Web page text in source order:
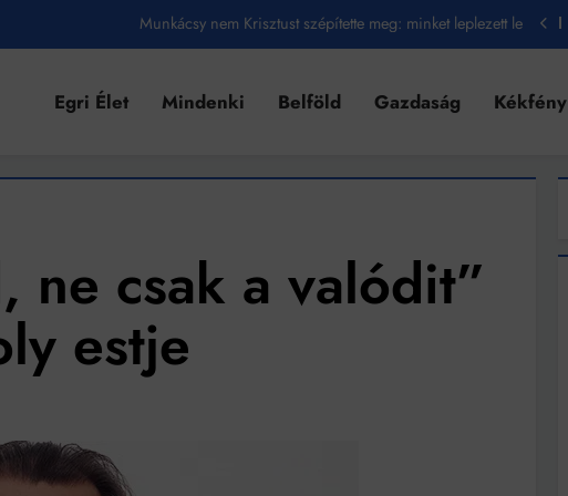
Munkácsy nem Krisztust szépítette meg: minket leplezett le
Amikor a Tetris boldogabbá tesz, mint a szerelem
Ki akarsz törni. De miből?
Az öregség nem csak ránc?
Az ördög még mindig Pradát visel. De te miért öltözöl hozzá?
Bitumenes lapostetők: a bevált technológia akkor működik, ha jól van felújítva
Egri Élet Mindenki Belföld Gazdaság Kékfény
ne csak a valódit”
estje